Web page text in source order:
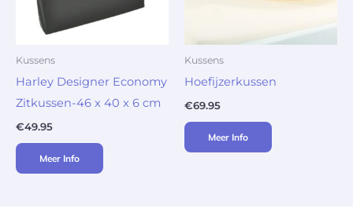
Kussens
Harley Designer Economy
Zitkussen-46 x 40 x 6 cm
€49.95
Meer Info
Kussens
Hoefijzerkussen
€69.95
Meer Info